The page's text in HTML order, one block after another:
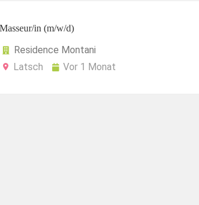
Masseur/in (m/w/d)
Residence Montani
Latsch
Vor 1 Monat